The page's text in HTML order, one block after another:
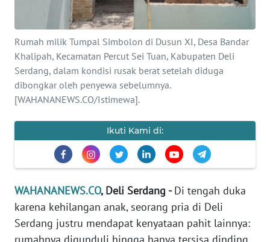
Rumah milik Tumpal Simbolon di Dusun XI, Desa Bandar
Khalipah, Kecamatan Percut Sei Tuan, Kabupaten Deli
Serdang, dalam kondisi rusak berat setelah diduga
dibongkar oleh penyewa sebelumnya.
[WAHANANEWS.CO/Istimewa].
Ikuti Kami di:
WAHANANEWS.CO, Deli Serdang -Di tengah duka
karena kehilangan anak, seorang pria di Deli
Serdang justru mendapat kenyataan pahit lainnya:
SERBA-SERBI
OLAHRAGA
EDITORIAL
INDEKS
BERITA